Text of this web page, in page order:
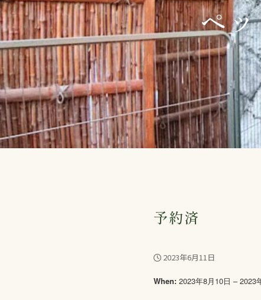
ペ
予約済
2023年6月11日
When: 2023年8月10日 – 2023